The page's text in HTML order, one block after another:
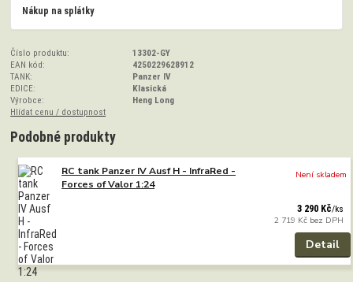
Nákup na splátky
Číslo produktu:
13302-GY
EAN kód:
4250229628912
TANK:
Panzer IV
EDICE:
Klasická
Výrobce:
Heng Long
Hlídat cenu / dostupnost
Podobné produkty
RC tank Panzer IV Ausf H - InfraRed -
Forces of Valor 1:24
3 290 Kč/ks
2 719 Kč bez DPH
Není skladem
Detail